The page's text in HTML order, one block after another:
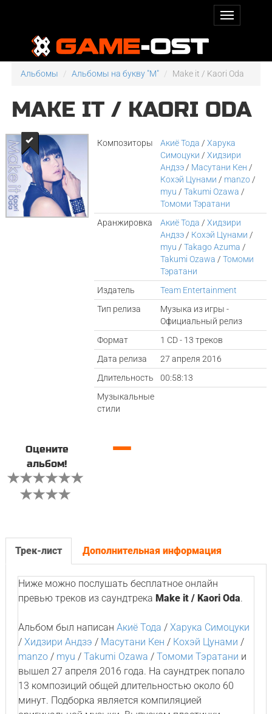
Альбомы Альбомы на букву "M" Make it / Kaori Oda
MAKE IT / KAORI ODA
Композиторы Акиё Тода /Харука
Симоцуки /Хидзири
Андзэ / Масутани Кен /
Кохэй Цунами / manzo /
myu /Takumi Ozawa /
Томоми Тэратани
Аранжировка
Акиё Тода /Хидзири
Андзэ / Кохэй Цунами /
myu /Takago Azuma /
Takumi Ozawa /Томоми
Тэратани
Издатель
Team Entertainment
Тип релиза
Музыка из игры -
Официальный релиз
Формат
1 CD - 13 треков
Дата релиза
27 апреля 2016
Длительность
00:58:13
Музыкальные
стили
Оцените
альбом!
—
Трек-лист Дополнительная информация
Ниже можно послушать бесплатное онлайн
превью треков из саундтрека Make it / Kaori Oda.
Альбом был написан Акиё Тода / Харука Симоцуки
/ Хидзири Андзэ / Масутани Кен / Кохэй Цунами /
manzo/ myu / Takumi Ozawa / Томоми Тэратани и
вышел 27 апреля 2016 года. На саундтрек попало
13 композиций общей длительностью около 60
минут. Подборка является компиляцией